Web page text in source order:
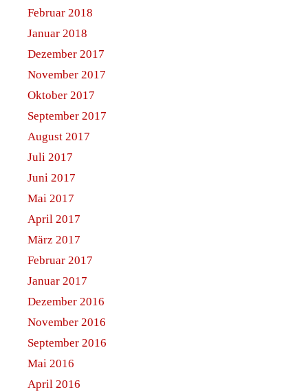
Februar 2018
Januar 2018
Dezember 2017
November 2017
Oktober 2017
September 2017
August 2017
Juli 2017
Juni 2017
Mai 2017
April 2017
März 2017
Februar 2017
Januar 2017
Dezember 2016
November 2016
September 2016
Mai 2016
April 2016